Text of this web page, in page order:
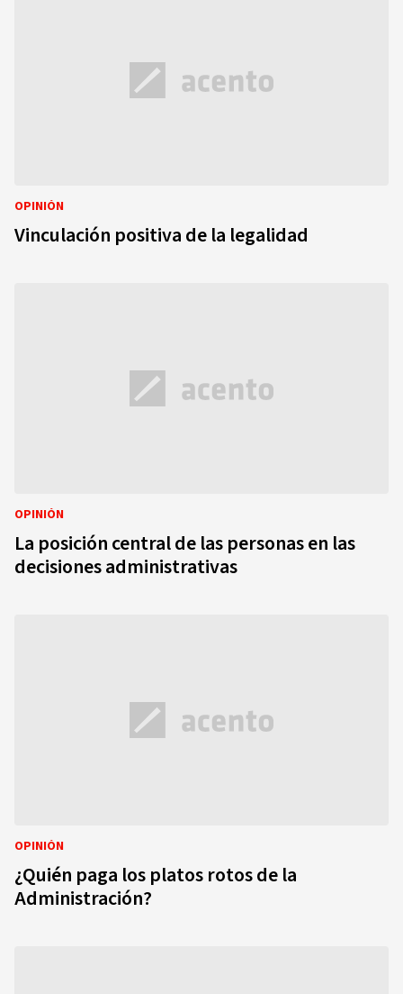
OPINIÓN
Vinculación positiva de la legalidad
OPINIÓN
La posición central de las personas en las
decisiones administrativas
OPINIÓN
¿Quién paga los platos rotos de la
Administración?